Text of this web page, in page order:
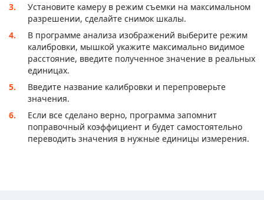
Установите камеру в режим съемки на максимальном
разрешении, сделайте снимок шкалы.
В программе анализа изображений выберите режим
калибровки, мышкой укажите максимально видимое
расстояние, введите полученное значение в реальных
единицах.
Введите название калибровки и перепроверьте
значения.
Если все сделано верно, программа запомнит
поправочный коэффициент и будет самостоятельно
переводить значения в нужные единицы измерения.